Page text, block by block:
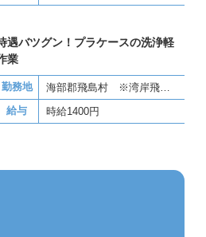
遇バツグン！プラケースの洗浄軽
業
勤務地
海部郡飛島村 ※湾岸飛島ＩＣ近く
給与
時給1400円